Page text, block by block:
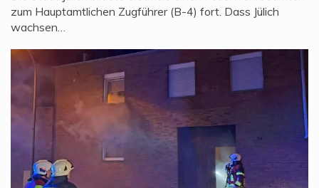
zum Hauptamtlichen Zugführer (B-4) fort. Dass Jülich
wachsen…